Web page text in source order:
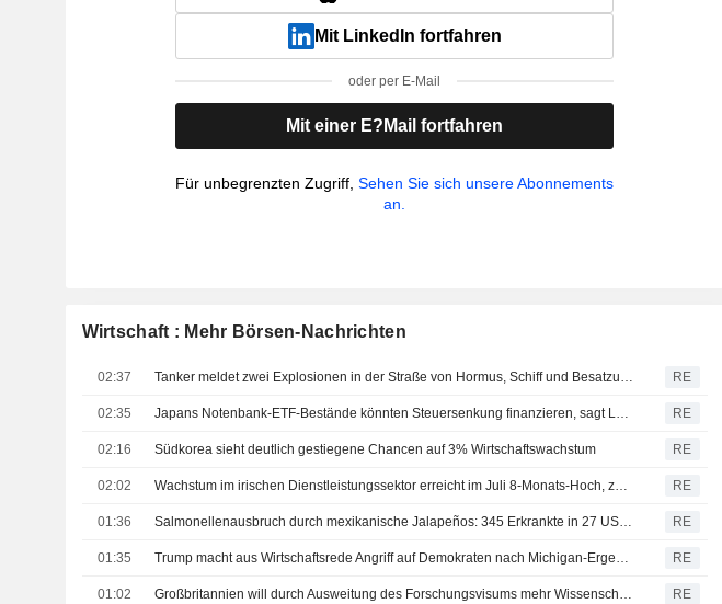
Mit LinkedIn fortfahren
oder per E-Mail
Mit einer E?Mail fortfahren
Für unbegrenzten Zugriff,Sehen Sie sich unsere Abonnements
an.
Wirtschaft : Mehr Börsen-Nachrichten
02:37 Tanker meldet zwei Explosionen in der Straße von Hormus, Schiff und Besatzung aber in Sicherheit, meldet UKMTO RE
02:35 Japans Notenbank-ETF-Bestände könnten Steuersenkung finanzieren, sagt LDP-Funktionär RE
02:16 Südkorea sieht deutlich gestiegene Chancen auf 3% Wirtschaftswachstum RE
02:02 Wachstum im irischen Dienstleistungssektor erreicht im Juli 8-Monats-Hoch, zeigt PMI RE
01:36 Salmonellenausbruch durch mexikanische Jalapeños: 345 Erkrankte in 27 US-Bundesstaaten RE
01:35 Trump macht aus Wirtschaftsrede Angriff auf Demokraten nach Michigan-Ergebnissen RE
01:02 Großbritannien will durch Ausweitung des Forschungsvisums mehr Wissenschaftler ins Land holen RE